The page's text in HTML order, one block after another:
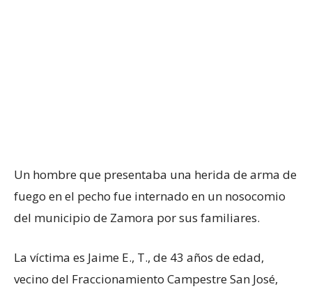
Un hombre que presentaba una herida de arma de
fuego en el pecho fue internado en un nosocomio
del municipio de Zamora por sus familiares.
La víctima es Jaime E., T., de 43 años de edad,
vecino del Fraccionamiento Campestre San José,